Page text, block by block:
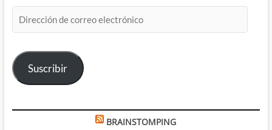
de
electrónico
Suscribir
BRAINSTOMPING